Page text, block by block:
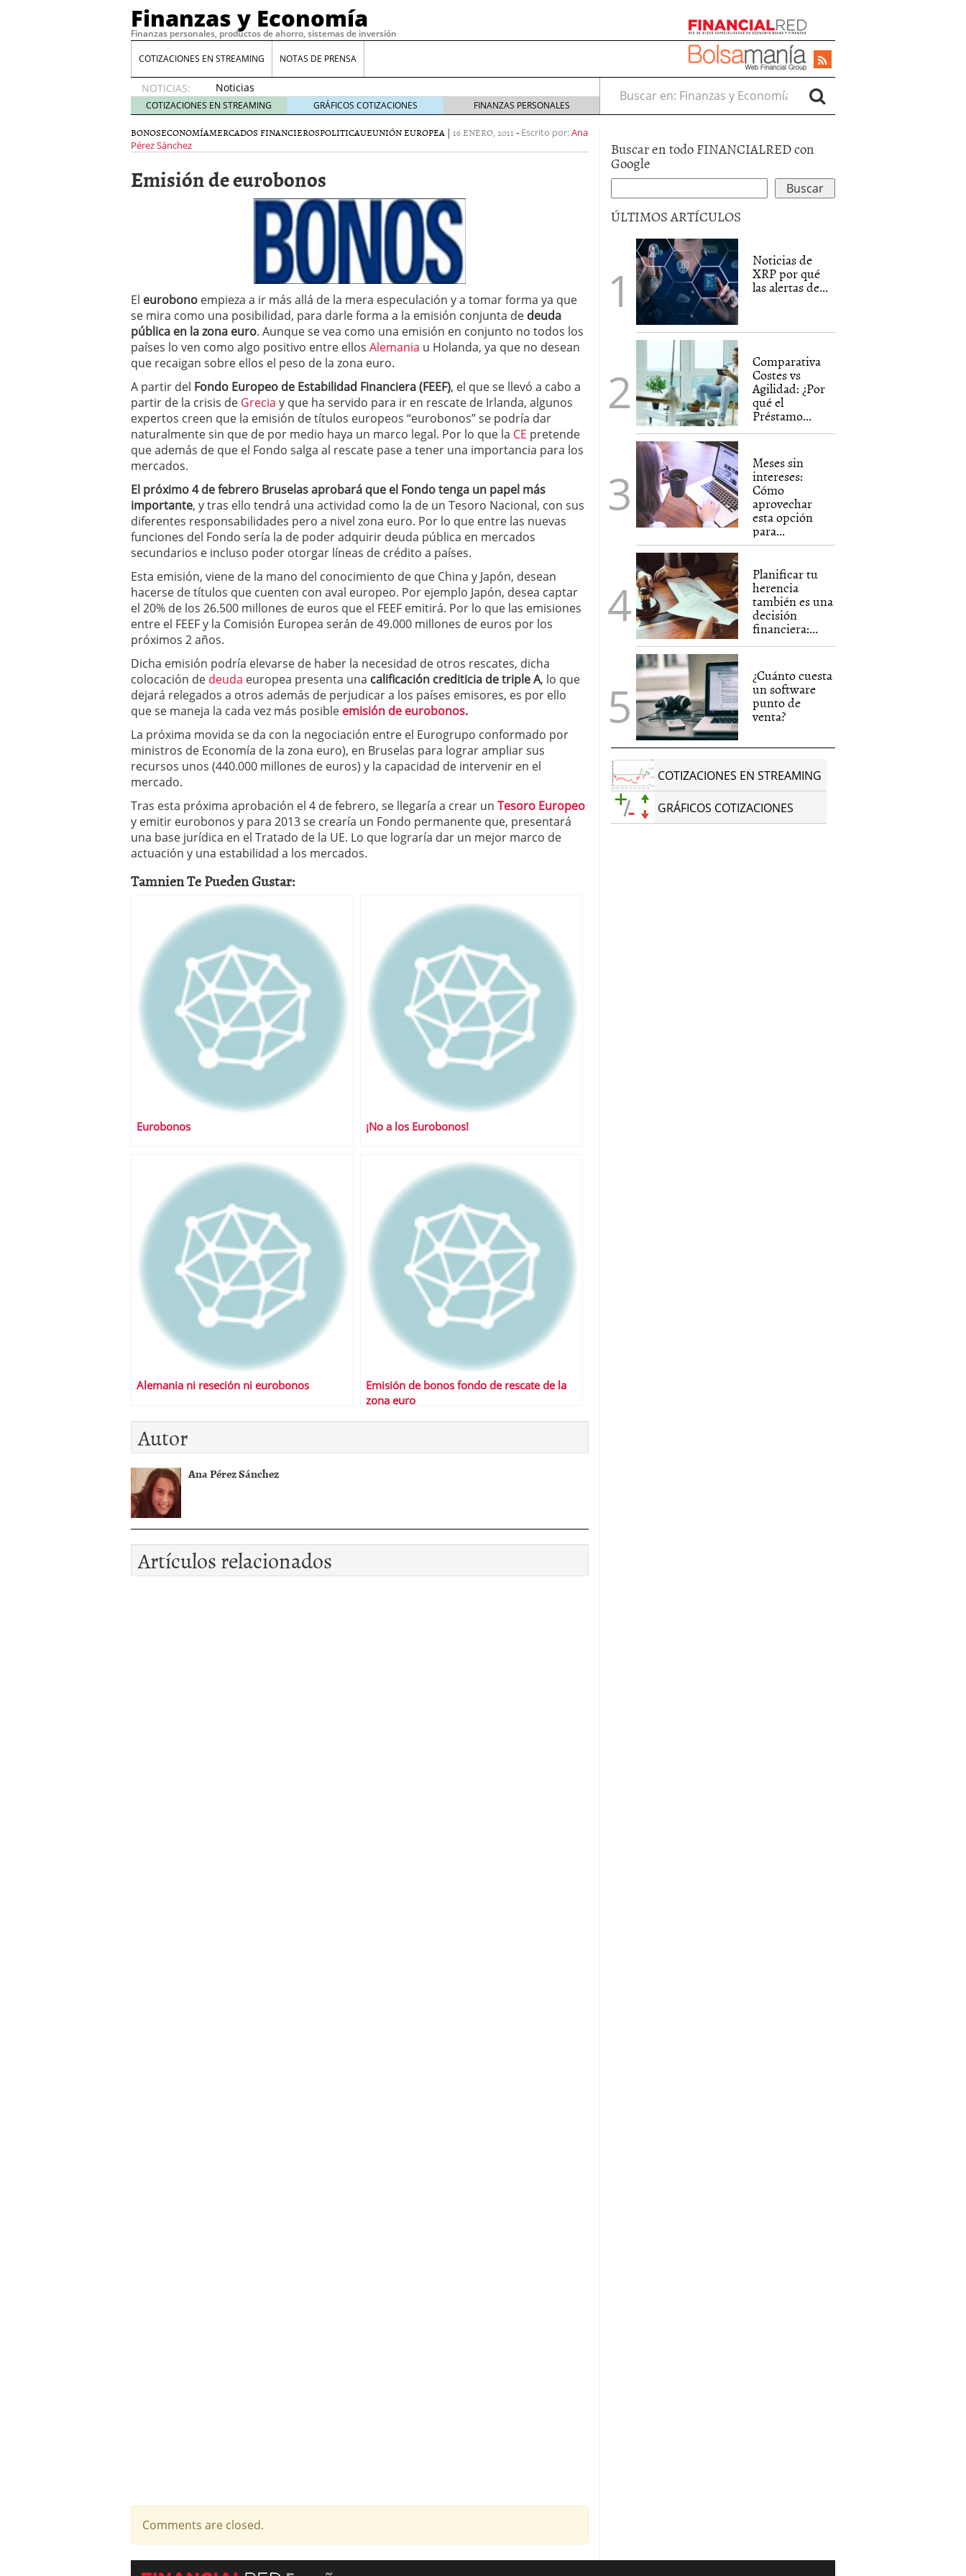
Finanzas y Economía
Finanzas personales, productos de ahorro, sistemas de inversión
COTIZACIONES EN STREAMING NOTAS DE PRENSA
NOTICIAS:
Noticias
de XRP
por qué
las
whales
suelen
Comparativa Costes vs Agilidad: ¿Por qué el Préstamo Promotor privado
acelera la rentabilidad? 12 de diciembre de 2025
Meses sin intereses: Cómo aprovechar esta opción para gestionar tus
compras 24 de noviembre de 2025
Planificar tu herencia también es una decisión financiera: cómo anticiparte
a los costes 21 de noviembre de 2025
¿Cuánto cuesta un software punto de venta? 3 de octubre de 2025
COTIZACIONES EN STREAMING GRÁFICOS COTIZACIONES FINANZAS PERSONALES
Buscar en:
BONOSECONOMÍAMERCADOS FINANCIEROSPOLITICAUEUNIÓN EUROPEA | 16 ENERO, 2011 - Escrito por:Ana
Pérez Sánchez
Emisión de eurobonos
El eurobono empieza a ir más allá de la mera especulación y a tomar forma ya que
se mira como una posibilidad, para darle forma a la emisión conjunta de deuda
pública en la zona euro. Aunque se vea como una emisión en conjunto no todos los
países lo ven como algo positivo entre ellos Alemania u Holanda, ya que no desean
que recaigan sobre ellos el peso de la zona euro.
A partir del Fondo Europeo de Estabilidad Financiera (FEEF), el que se llevó a cabo a
partir de la crisis de Grecia y que ha servido para ir en rescate de Irlanda, algunos
expertos creen que la emisión de títulos europeos “eurobonos” se podría dar
naturalmente sin que de por medio haya un marco legal. Por lo que la CE pretende
que además de que el Fondo salga al rescate pase a tener una importancia para los
mercados.
El próximo 4 de febrero Bruselas aprobará que el Fondo tenga un papel más
importante, y tras ello tendrá una actividad como la de un Tesoro Nacional, con sus
diferentes responsabilidades pero a nivel zona euro. Por lo que entre las nuevas
funciones del Fondo sería la de poder adquirir deuda pública en mercados
secundarios e incluso poder otorgar líneas de crédito a países.
Esta emisión, viene de la mano del conocimiento de que China y Japón, desean
hacerse de títulos que cuenten con aval europeo. Por ejemplo Japón, desea captar
el 20% de los 26.500 millones de euros que el FEEF emitirá. Por lo que las emisiones
entre el FEEF y la Comisión Europea serán de 49.000 millones de euros por los
próximos 2 años.
Dicha emisión podría elevarse de haber la necesidad de otros rescates, dicha
colocación de deuda europea presenta una calificación crediticia de triple A, lo que
dejará relegados a otros además de perjudicar a los países emisores, es por ello
que se maneja la cada vez más posible emisión de eurobonos.
La próxima movida se da con la negociación entre el Eurogrupo conformado por
ministros de Economía de la zona euro), en Bruselas para lograr ampliar sus
recursos unos (440.000 millones de euros) y la capacidad de intervenir en el
mercado.
Tras esta próxima aprobación el 4 de febrero, se llegaría a crear un Tesoro Europeo
y emitir eurobonos y para 2013 se crearía un Fondo permanente que, presentará
una base jurídica en el Tratado de la UE. Lo que lograría dar un mejor marco de
actuación y una estabilidad a los mercados.
Tamnien Te Pueden Gustar:
Eurobonos ¡No a los Eurobonos!
Alemania ni reseción ni eurobonos
Emisión de bonos fondo de rescate de la
zona euro
Autor
Ana Pérez Sánchez
Artículos relacionados
Comments are closed.
Buscar en todo FINANCIALRED con
Google
ÚLTIMOS ARTÍCULOS
Noticias de
XRP por qué
las alertas de...
Comparativa
Costes vs
Agilidad: ¿Por
qué el
Préstamo...
Meses sin
intereses:
Cómo
aprovechar
esta opción
para...
Planificar tu
herencia
también es una
decisión
financiera:...
¿Cuánto cuesta
un software
punto de
venta?
COTIZACIONES EN STREAMING
GRÁFICOS COTIZACIONES